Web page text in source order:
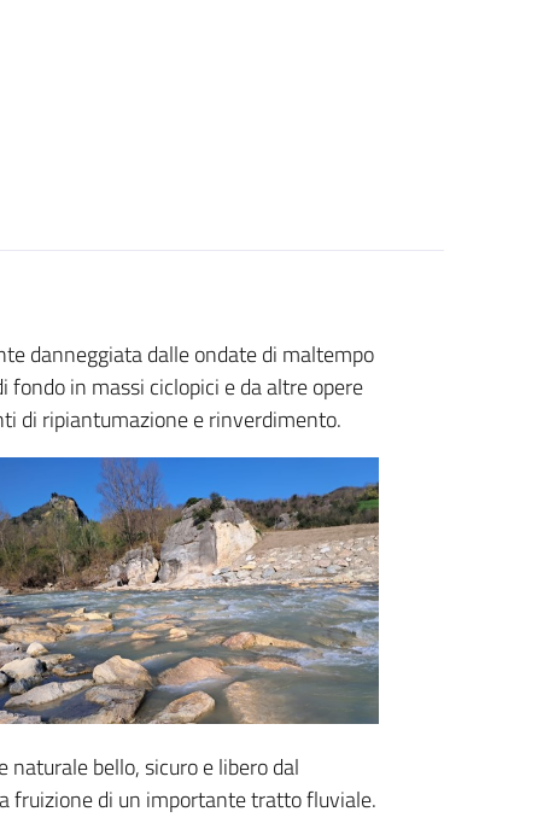
danneggiata dalle ondate di maltempo
fondo in massi ciclopici e da altre opere
di ripiantumazione e rinverdimento.
bello, sicuro e libero dal
fruizione di un importante tratto fluviale.